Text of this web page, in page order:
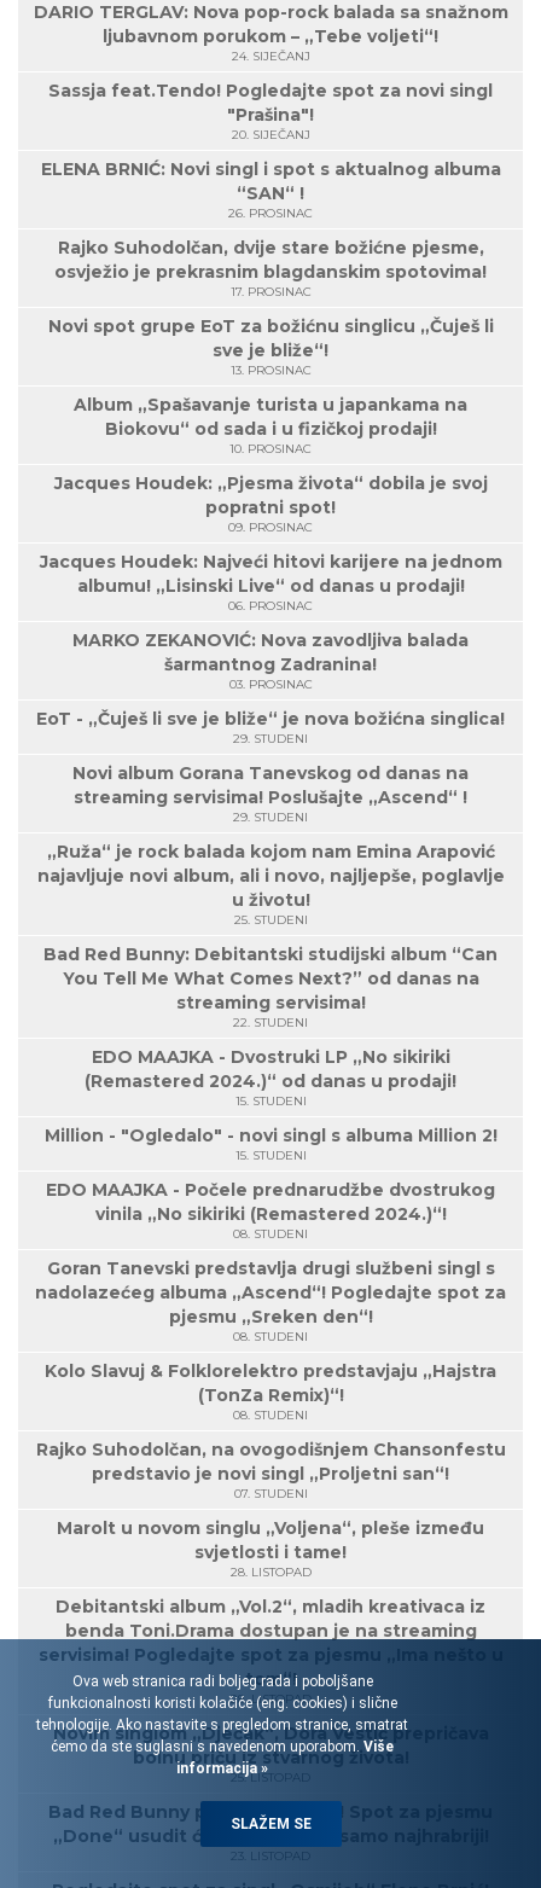
DARIO TERGLAV: Nova pop-rock balada sa snažnom
ljubavnom porukom – „Tebe voljeti“!
24. SIJEČANJ
Sassja feat.Tendo! Pogledajte spot za novi singl
"Prašina"!
20. SIJEČANJ
ELENA BRNIĆ: Novi singl i spot s aktualnog albuma
“SAN“ !
26. PROSINAC
Rajko Suhodolčan, dvije stare božićne pjesme,
osvježio je prekrasnim blagdanskim spotovima!
17. PROSINAC
Novi spot grupe EoT za božićnu singlicu „Čuješ li
sve je bliže“!
13. PROSINAC
Album „Spašavanje turista u japankama na
Biokovu“ od sada i u fizičkoj prodaji!
10. PROSINAC
Jacques Houdek: „Pjesma života“ dobila je svoj
popratni spot!
09. PROSINAC
Jacques Houdek: Najveći hitovi karijere na jednom
albumu! „Lisinski Live“ od danas u prodaji!
06. PROSINAC
MARKO ZEKANOVIĆ: Nova zavodljiva balada
šarmantnog Zadranina!
03. PROSINAC
EoT - „Čuješ li sve je bliže“ je nova božićna singlica!
29. STUDENI
Novi album Gorana Tanevskog od danas na
streaming servisima! Poslušajte „Ascend“ !
29. STUDENI
„Ruža“ je rock balada kojom nam Emina Arapović
najavljuje novi album, ali i novo, najljepše, poglavlje
u životu!
25. STUDENI
Bad Red Bunny: Debitantski studijski album “Can
You Tell Me What Comes Next?” od danas na
streaming servisima!
22. STUDENI
EDO MAAJKA - Dvostruki LP „No sikiriki
(Remastered 2024.)“ od danas u prodaji!
15. STUDENI
Million - "Ogledalo" - novi singl s albuma Million 2!
15. STUDENI
EDO MAAJKA - Počele prednarudžbe dvostrukog
vinila „No sikiriki (Remastered 2024.)“!
08. STUDENI
Goran Tanevski predstavlja drugi službeni singl s
nadolazećeg albuma „Ascend“! Pogledajte spot za
pjesmu „Sreken den“!
08. STUDENI
Kolo Slavuj & Folklorelektro predstavjaju „Hajstra
(TonZa Remix)“!
08. STUDENI
Rajko Suhodolčan, na ovogodišnjem Chansonfestu
predstavio je novi singl „Proljetni san“!
07. STUDENI
Marolt u novom singlu „Voljena“, pleše između
svjetlosti i tame!
28. LISTOPAD
Debitantski album „Vol.2“, mladih kreativaca iz
benda Toni.Drama dostupan je na streaming
servisima! Pogledajte spot za pjesmu „Ima nešto u
tom“!
28. LISTOPAD
Novim singlom „Dječak“, Dora Vestić prepričava
bolnu priču iz stvarnog života!
25. LISTOPAD
Bad Red Bunny ponovo šokiraju! Spot za pjesmu
„Done“ usudit će se pogledati samo najhrabriji!
23. LISTOPAD
Ova web stranica radi boljeg rada i poboljšane
funkcionalnosti koristi kolačiće (eng. cookies) i slične
tehnologije. Ako nastavite s pregledom stranice, smatrat
ćemo da ste suglasni s navedenom uporabom. Više
informacija »
SLAŽEM SE